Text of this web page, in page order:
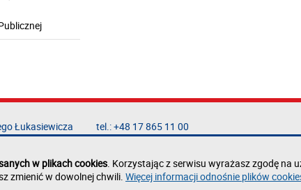
Łukasiewicza
tel.: +48 17 865 11 00
fax: +48 17 854 12 60
w plikach cookies. Korzystając z serwisu wyrażasz zgodę na
zmienić w dowolnej chwili. Więcej informacji odnośnie plików